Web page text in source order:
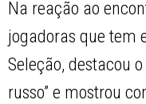
Na reação ao
jogadoras que tem
Seleção, destacou
russo” e mostrou